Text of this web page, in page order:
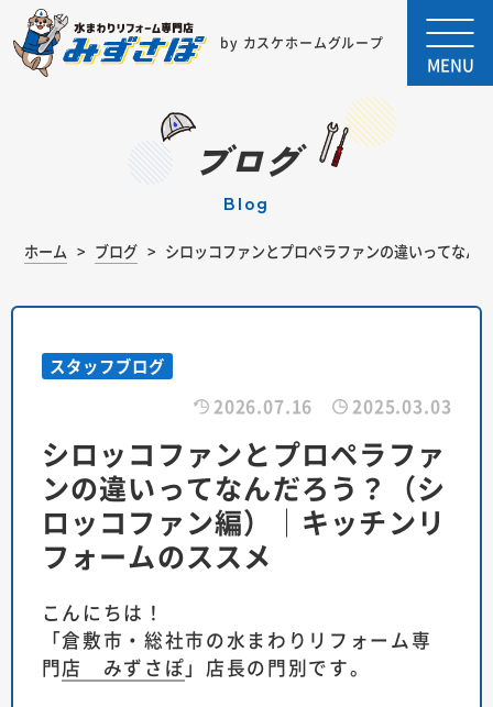
by カスケホームグループ
MENU
ブログ
blog
ホーム ブログ シロッコファンとプロペラファンの違いってな
スタッフブログ
2026.07.16 2025.03.03
シロッコファンとプロペラファ
ンの違いってなんだろう？（シ
ロッコファン編）│キッチンリ
フォームのススメ
こんにちは！
「倉敷市・総社市の水まわりリフォーム専
門店 みずさぽ 」店長の門別です。